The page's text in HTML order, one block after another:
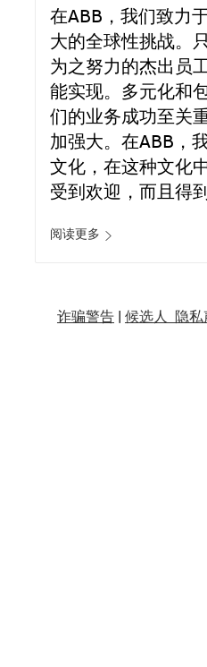
在ABB，我们致力
大的全球性挑战。
为之努力的杰出员
能实现。多元化和
们的业务成功至关
加强大。在ABB，
文化，在这种文化
受到欢迎，而且得
阅读更多
诈骗警告| 候选人 隐私